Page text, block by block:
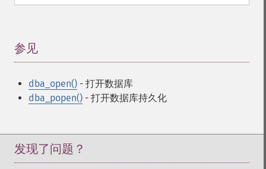
参见
dba_open() - 打开数据库
dba_popen() - 打开数据库持久化
发现了问题？